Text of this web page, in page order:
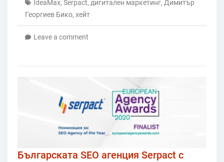
IdeaMax, Serpact, дигитален маркетинг, Димитър
Георгиев Бико, хейт
Leave a comment
Българската SEO агенция Serpact с